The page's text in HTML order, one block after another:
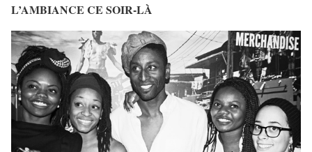
L’AMBIANCE CE SOIR-LÀ